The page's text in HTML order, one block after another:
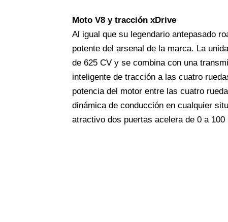
Moto V8 y tracción xDrive
Al igual que su legendario antepasado
potente del arsenal de la marca. La
de 625 CV y se combina con una
inteligente de tracción a las cuatro
potencia del motor entre las cuatro
dinámica de conducción en cualquier
atractivo dos puertas acelera de 0 a